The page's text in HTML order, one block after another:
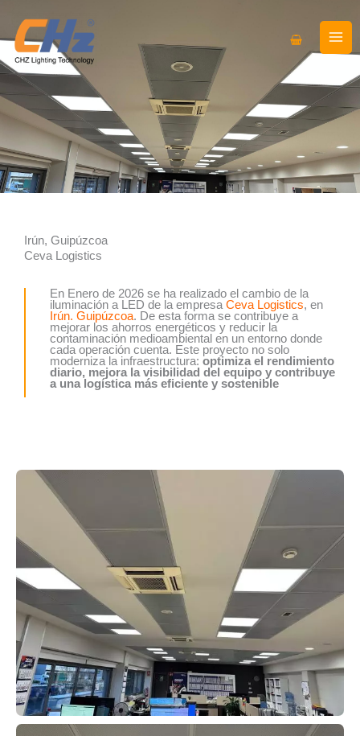
contenido
Irún, Guipúzcoa
Ceva Logistics
En Enero de 2026 se ha realizado el cambio de la
iluminación a LED de la empresa Ceva Logistics
Irún. Guipúzcoa. De esta forma se contribuye a
mejorar los ahorros energéticos y reducir la
contaminación medioambiental en un entorno donde
cada operación cuenta. Este proyecto no solo
moderniza la infraestructura: optimiza el rendimiento
diario, mejora la visibilidad del equipo y contribuye
a una logística más eficiente y sostenible